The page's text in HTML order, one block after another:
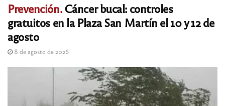
Prevención.Cáncer bucal: controles
gratuitos en la Plaza San Martín el 10 y 12 de
agosto
8 de agosto de 2026